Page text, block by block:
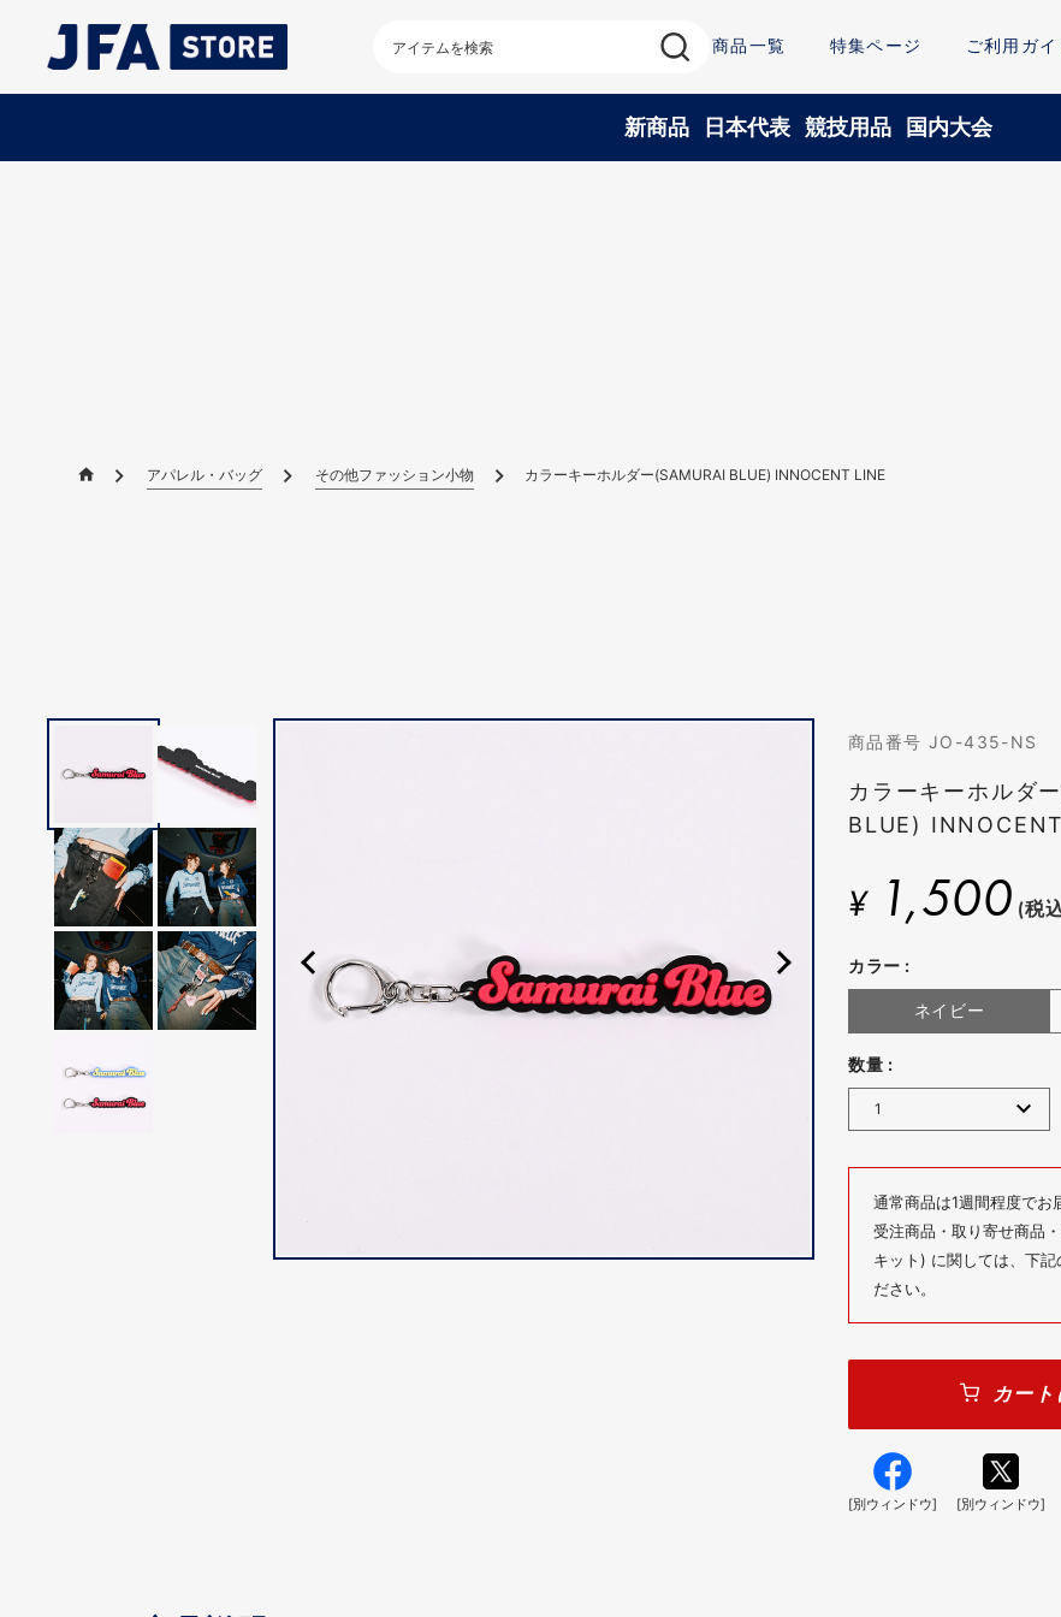
商品一覧 特集ページ ご利用ガイ
新商品 日本代表 競技用品 国内大会
アパレル・バッグ その他ファッション小物 カラーキーホルダー(SAMURAI BLUE) INNOCENT LINE
商品番号 JO-435-NS
カラーキーホルダ
BLUE)
¥ 1,500 (税
カラー :
ネイビー
数量 :
通常商品は1週間程度でお
受注商品・取り寄せ商品
キット) に関しては、下記
ださい。
カー
[別ウィンドウ] [別ウィンドウ]